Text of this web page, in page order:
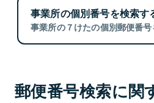
事業所の個別番号を検索す
事業所の７けたの個別郵便番号
郵便番号検索に関